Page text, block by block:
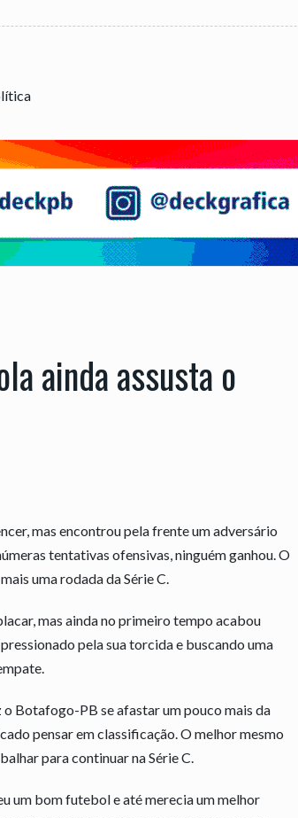
ainda assusta o
mas encontrou pela frente um adversário
tentativas ofensivas, ninguém ganhou. O
uma rodada da Série C.
mas ainda no primeiro tempo acabou
pela sua torcida e buscando uma
Botafogo-PB se afastar um pouco mais da
pensar em classificação. O melhor mesmo
para continuar na Série C.
um bom futebol e até merecia um melhor